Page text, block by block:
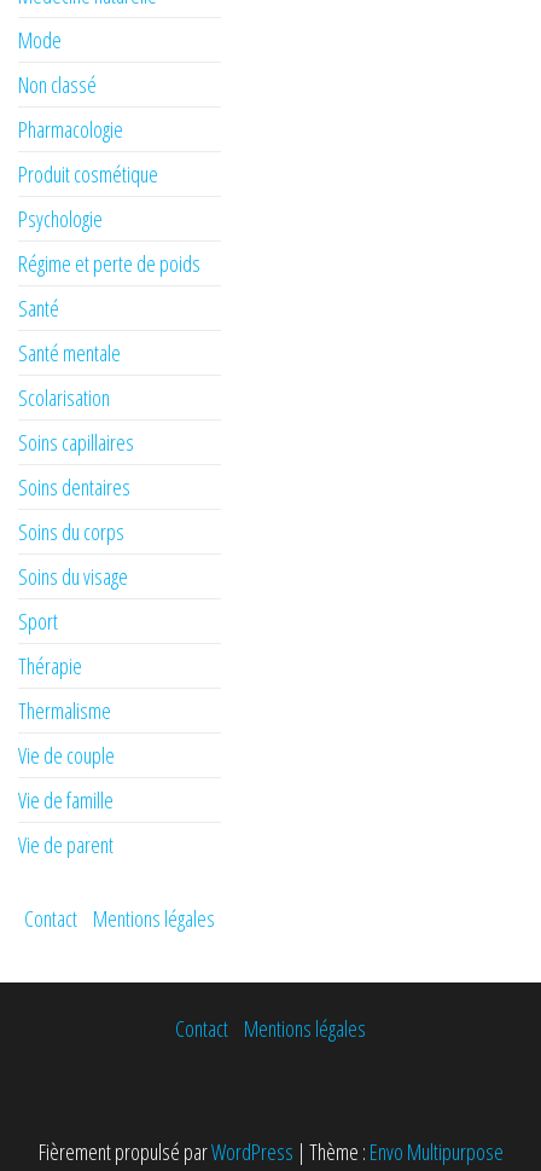
Mode
Non classé
Pharmacologie
Produit cosmétique
Psychologie
Régime et perte de poids
Santé
Santé mentale
Scolarisation
Soins capillaires
Soins dentaires
Soins du corps
Soins du visage
Sport
Thérapie
Thermalisme
Vie de couple
Vie de famille
Vie de parent
Contact Mentions légales
Contact Mentions légales
Fièrement propulsé parWordPress | Thème : Envo Multipurpose